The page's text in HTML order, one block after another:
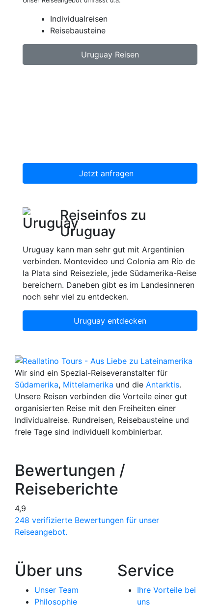
Individualreisen
Reisebausteine
Uruguay Reisen
Jetzt anfragen
Reiseinfos zu
Uruguay
Uruguay kann man sehr gut mit Argentinien
verbinden. Montevideo und Colonia am Río de
la Plata sind Reiseziele, jede Südamerika-Reise
bereichern. Daneben gibt es im Landesinneren
noch sehr viel zu entdecken.
Uruguay entdecken
Wir sind ein Spezial-Reiseveranstalter für
Südamerika, Mittelamerika und die Antarktis.
Unsere Reisen verbinden die Vorteile einer gut
organisierten Reise mit den Freiheiten einer
Individualreise. Rundreisen, Reisebausteine und
freie Tage sind individuell kombinierbar.
Bewertungen /
Reiseberichte
4,9
248 verifizierte Bewertungen für unser
Reiseangebot.
Über uns
Unser Team
Philosophie
Service
Ihre Vorteile bei
uns